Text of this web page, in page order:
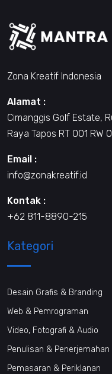
Zona Kreatif Indonesia
Alamat :
Cimanggis Golf Estate,
Raya Tapos RT 001 RW
Email :
info@zonakreatif.id
Kontak :
+62 811-8890-215
Kategori
Desain Grafis & Branding
Web & Pemrograman
Video, Fotografi & Audio
Penulisan & Penerjemahan
Pemasaran & Periklanan